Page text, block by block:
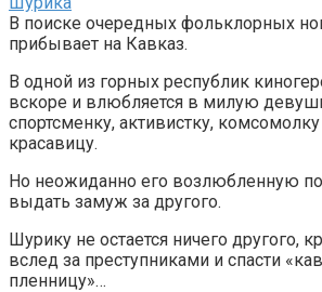
В поиске очередных фольклорных
прибывает на Кавказ.
В одной из горных республик
вскоре и влюбляется в милую
спортсменку, активистку,
красавицу.
Но неожиданно его возлюбленную
выдать замуж за другого.
Шурику не остается ничего другого,
вслед за преступниками и спасти
пленницу»…